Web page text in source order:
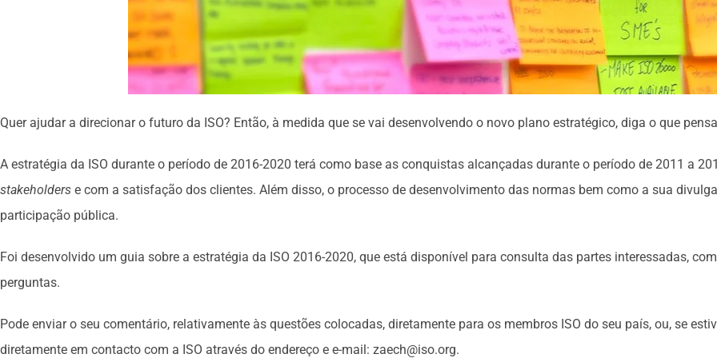
Quer ajudar a direcionar o futuro da ISO? Então, à medida que se vai desenvolvendo o novo plano estratégico, diga o que
A estratégia da ISO durante o período de 2016-2020 terá como base as conquistas alcançadas durante o período de 2011 a
stakeholders e com a satisfação dos clientes. Além disso, o processo de desenvolvimento das normas bem como a sua
participação pública.
Foi desenvolvido um guia sobre a estratégia da ISO 2016-2020, que está disponível para consulta das partes interessadas,
perguntas.
Pode enviar o seu comentário, relativamente às questões colocadas, diretamente para os membros ISO do seu país, ou, se
diretamente em contacto com a ISO através do endereço e e-mail: zaech@iso.org.